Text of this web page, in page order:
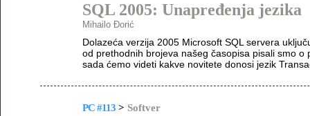
SQL 2005: Unapređenja jezika
Mihailo Đorić
Dolazeća verzija 2005 Microsoft SQL servera
od prethodnih brojeva našeg časopisa pisali smo
sada ćemo videti kakve novitete donosi jezik
PC #113 > Softver